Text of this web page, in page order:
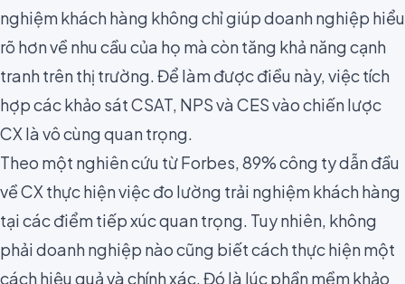
nghiệm khách hàng không chỉ giúp doanh nghiệp hiểu
rõ hơn về nhu cầu của họ mà còn tăng khả năng cạnh
tranh trên thị trường. Để làm được điều này, việc tích
hợp các khảo sát CSAT, NPS và CES vào chiến lược
CX là vô cùng quan trọng.
Theo một nghiên cứu từ Forbes, 89% công ty dẫn đầu
về CX thực hiện việc đo lường trải nghiệm khách hàng
tại các điểm tiếp xúc quan trọng. Tuy nhiên, không
phải doanh nghiệp nào cũng biết cách thực hiện một
cách hiệu quả và chính xác. Đó là lúc phần mềm khảo